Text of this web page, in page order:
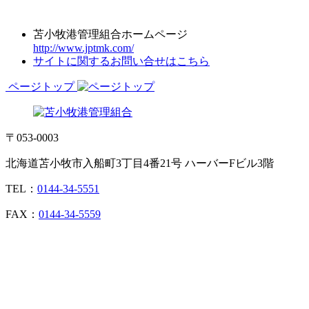
苫小牧港管理組合ホームページ
http://www.jptmk.com/
サイトに関するお問い合せはこちら
ページトップ
〒053-0003
北海道苫小牧市入船町3丁目4番21号 ハーバーFビル3階
TEL： 0144-34-5551
FAX： 0144-34-5559